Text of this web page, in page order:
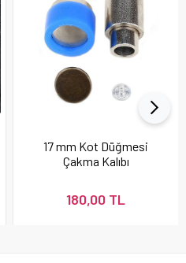
17 mm Kot Düğmesi
Çakma Kalıbı
180,00 TL